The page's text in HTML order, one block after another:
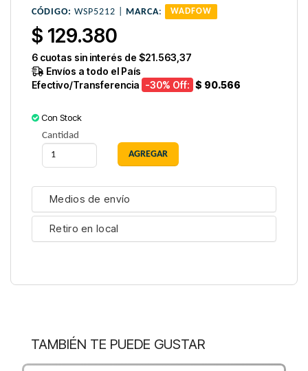
CÓDIGO: WSP5212 | MARCA: WADFOW
$ 129.380
6 cuotas sin interés de $21.563,37
Envíos a todo el País
Efectivo/Transferencia -30% Off: $ 90.566
Con Stock
Cantidad
Medios de envío
Retiro en local
TAMBIÉN TE PUEDE GUSTAR